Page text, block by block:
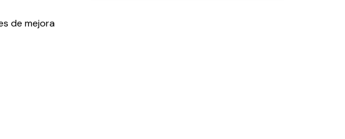
de mejora